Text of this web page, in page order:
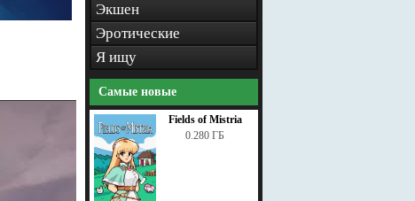
Экшен
Эротические
Я ищу
Самые новые
Fields of Mistria
0.280 ГБ